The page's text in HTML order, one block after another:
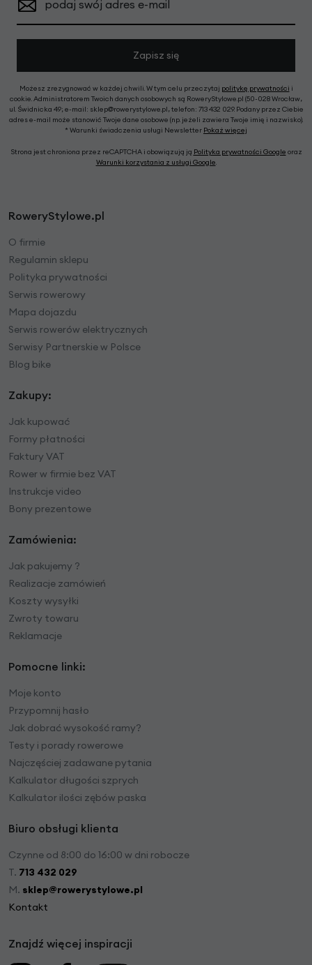
podaj swój adres e-mail
Zapisz się
Możesz zrezygnować w każdej chwili. W tym celu przeczytaj politykę prywatności i
cookie. Administratorem Twoich danych osobowych są RoweryStylowe.pl (50-028 Wrocław,
ul. Świdnicka 49; e-mail: sklep@rowerystylowe.pl, telefon: 713 432 029. Podany przez Ciebie
adres e-mail może stanowić Twoje dane osobowe (np. jeżeli zawiera Twoje imię i nazwisko).
* Warunki świadczenia usługi Newsletter Pokaż więcej
Strona jest chroniona przez reCAPTCHA i obowiązują ją Polityka prywatności Google oraz
Warunki korzystania z usługi Google.
RoweryStylowe.pl
O firmie
Regulamin sklepu
Polityka prywatności
Serwis rowerowy
Mapa dojazdu
Serwis rowerów elektrycznych
Serwisy Partnerskie w Polsce
Blog bike
Zakupy:
Jak kupować
Formy płatności
Faktury VAT
Rower w firmie bez VAT
Instrukcje video
Bony prezentowe
Zamówienia:
Jak pakujemy ?
Realizacje zamówień
Koszty wysyłki
Zwroty towaru
Reklamacje
Pomocne linki:
Moje konto
Przypomnij hasło
Jak dobrać wysokość ramy?
Testy i porady rowerowe
Najczęściej zadawane pytania
Kalkulator długości szprych
Kalkulator ilości zębów paska
Biuro obsługi klienta
Czynne od 8:00 do 16:00 w dni robocze
T. 713 432 029
M. sklep@rowerystylowe.pl
Kontakt
Znajdź więcej inspiracji